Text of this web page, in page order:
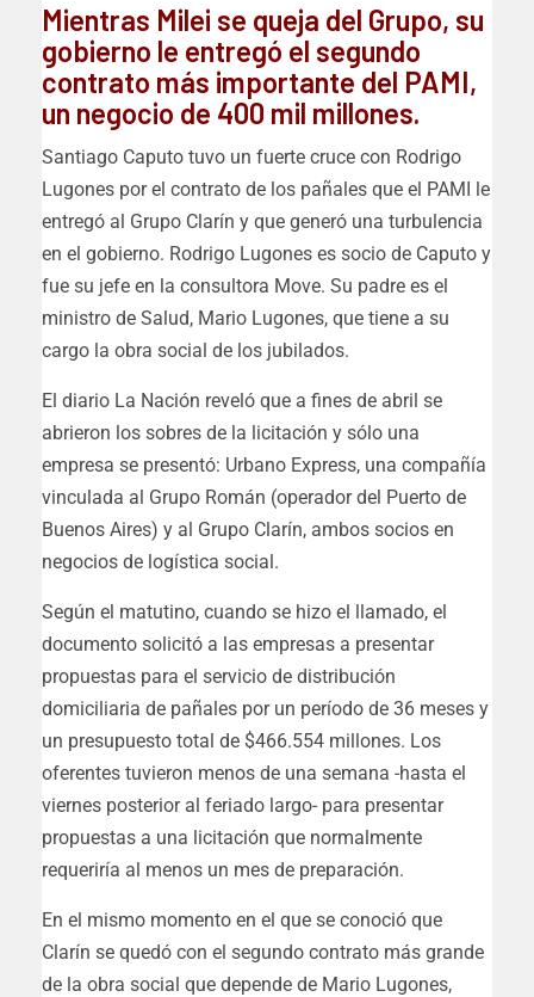
Mientras Milei se queja del Grupo, su
gobierno le entregó el segundo
contrato más importante del PAMI,
un negocio de 400 mil millones.
Santiago Caputo tuvo un fuerte cruce con Rodrigo
Lugones por el contrato de los pañales que el PAMI le
entregó al Grupo Clarín y que generó una turbulencia
en el gobierno. Rodrigo Lugones es socio de Caputo y
fue su jefe en la consultora Move. Su padre es el
ministro de Salud, Mario Lugones, que tiene a su
cargo la obra social de los jubilados.
El diario La Nación reveló que a fines de abril se
abrieron los sobres de la licitación y sólo una
empresa se presentó: Urbano Express, una compañía
vinculada al Grupo Román (operador del Puerto de
Buenos Aires) y al Grupo Clarín, ambos socios en
negocios de logística social.
Según el matutino, cuando se hizo el llamado, el
documento solicitó a las empresas a presentar
propuestas para el servicio de distribución
domiciliaria de pañales por un período de 36 meses y
un presupuesto total de $466.554 millones. Los
oferentes tuvieron menos de una semana -hasta el
viernes posterior al feriado largo- para presentar
propuestas a una licitación que normalmente
requeriría al menos un mes de preparación.
En el mismo momento en el que se conoció que
Clarín se quedó con el segundo contrato más grande
de la obra social que depende de Mario Lugones,